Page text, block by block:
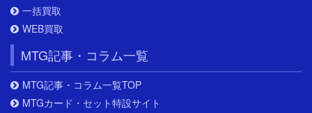
一括買取
WEB買取
MTG記事・コラム一覧
MTG記事・コラム一覧TOP
MTGカード・セット特設サイト